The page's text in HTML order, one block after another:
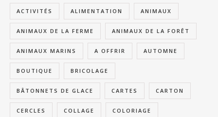
ACTIVITÉS ALIMENTATION ANIMAUX
ANIMAUX DE LA FERME ANIMAUX DE LA FORÊT
ANIMAUX MARINS A OFFRIR AUTOMNE
BOUTIQUE BRICOLAGE
BÂTONNETS DE GLACE CARTES CARTON
CERCLES COLLAGE COLORIAGE